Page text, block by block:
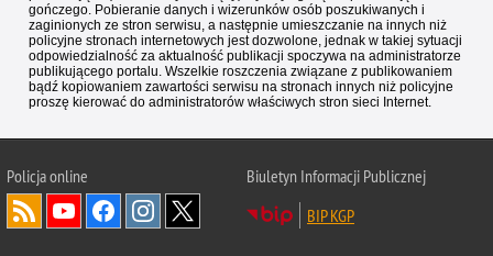
gończego. Pobieranie danych i wizerunków osób poszukiwanych i
zaginionych ze stron serwisu, a następnie umieszczanie na innych niż
policyjne stronach internetowych jest dozwolone, jednak w takiej sytuacji
odpowiedzialność za aktualność publikacji spoczywa na administratorze
publikującego portalu. Wszelkie roszczenia związane z publikowaniem
bądź kopiowaniem zawartości serwisu na stronach innych niż policyjne
proszę kierować do administratorów właściwych stron sieci Internet.
Policjaonline
Biuletyn Informacji Publicznej
BIP KGP